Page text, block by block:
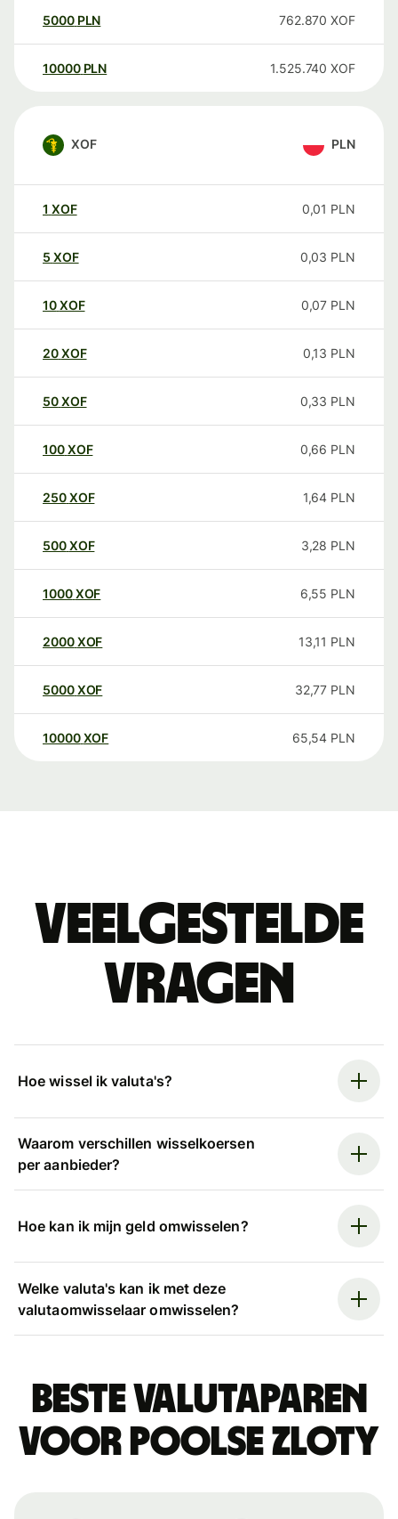
5000 PLN 762.870 XOF
10000 PLN 1.525.740 XOF
XOF PLN
1 XOF 0,01 PLN
5 XOF 0,03 PLN
10XOF 0,07 PLN
20XOF 0,13 PLN
50XOF 0,33 PLN
100XOF 0,66 PLN
250XOF 1,64 PLN
500XOF 3,28 PLN
1000XOF 6,55 PLN
2000XOF 13,11 PLN
5000XOF 32,77 PLN
10000 XOF 65,54 PLN
Veelgestelde
vragen
Hoe wissel ik valuta's?
Waarom verschillen wisselkoersen
per aanbieder?
Hoe kan ik mijn geld omwisselen?
Welke valuta's kan ik met deze
valutaomwisselaar omwisselen?
Beste valutaparen
voor Poolse zloty